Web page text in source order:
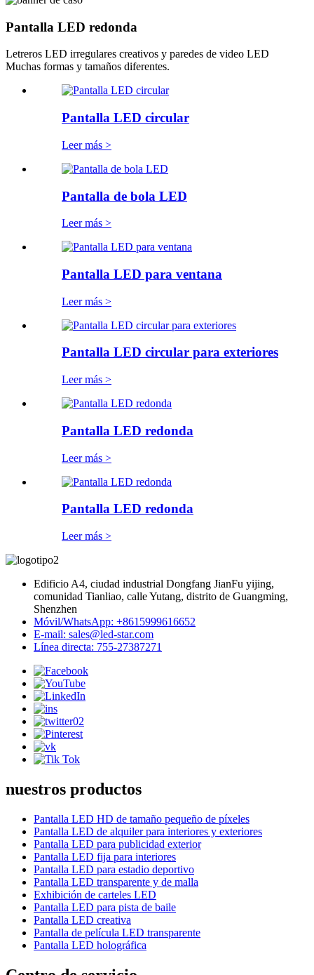
Pantalla LED redonda
Letreros LED irregulares creativos y paredes de video LED
Muchas formas y tamaños diferentes.
Pantalla LED circular
Leer más >
Pantalla de bola LED
Leer más >
Pantalla LED para ventana
Leer más >
Pantalla LED circular para exteriores
Leer más >
Pantalla LED redonda
Leer más >
Pantalla LED redonda
Leer más >
Edificio A4, ciudad industrial Dongfang JianFu yijing,
comunidad Tianliao, calle Yutang, distrito de Guangming,
Shenzhen
Móvil/WhatsApp: +8615999616652
E-mail: sales@led-star.com
Línea directa: 755-27387271
nuestros productos
Pantalla LED HD de tamaño pequeño de píxeles
Pantalla LED de alquiler para interiores y exteriores
Pantalla LED para publicidad exterior
Pantalla LED fija para interiores
Pantalla LED para estadio deportivo
Pantalla LED transparente y de malla
Exhibición de carteles LED
Pantalla LED para pista de baile
Pantalla LED creativa
Pantalla de película LED transparente
Pantalla LED holográfica